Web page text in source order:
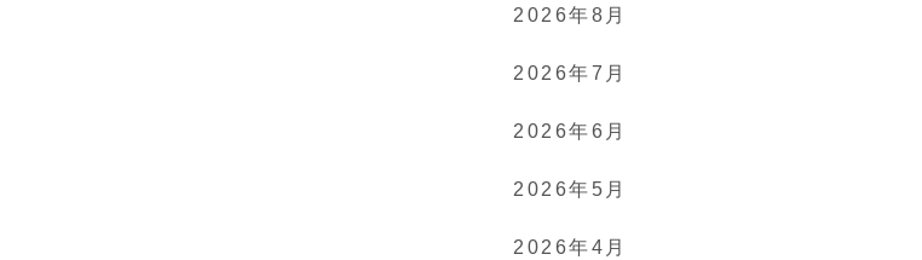
2026年8月
2026年7月
2026年6月
2026年5月
2026年4月